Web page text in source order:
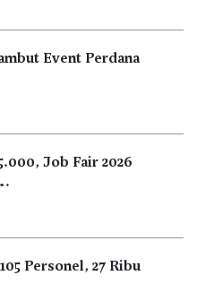
Event Perdana
Job Fair 2026
Personel, 27 Ribu